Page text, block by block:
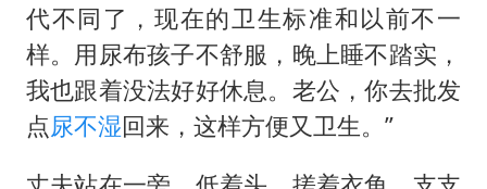
代不同了，现在的卫生标准和以前不一
样。用尿布孩子不舒服，晚上睡不踏实，
我也跟着没法好好休息。老公，你去批发
点尿不湿回来，这样方便又卫生。”